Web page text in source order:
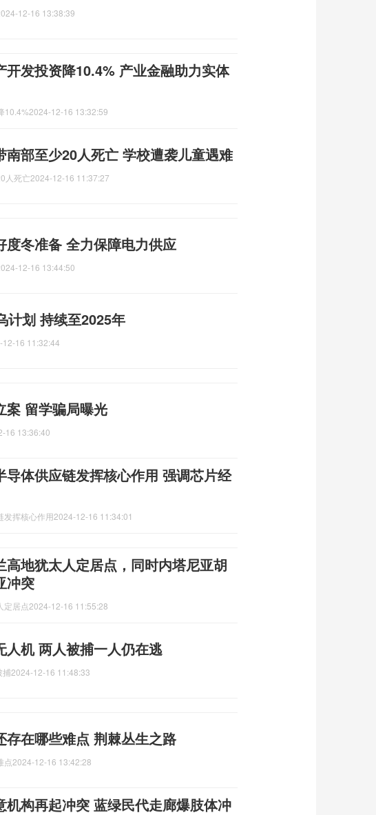
12-16 13:38:39
开发投资降10.4% 产业金融助力实体
10.4%2024-12-16 13:32:59
南部至少20人死亡 学校遭袭儿童遇难
人死亡2024-12-16 11:37:27
度冬准备 全力保障电力供应
12-16 13:44:50
计划 持续至2025年
12-16 11:32:44
案 留学骗局曝光
16 13:36:40
导体供应链发挥核心作用 强调芯片经
发挥核心作用2024-12-16 11:34:01
高地犹太人定居点，同时内塔尼亚胡
冲突
定居点2024-12-16 11:55:28
人机 两人被捕一人仍在逃
捕2024-12-16 11:48:33
存在哪些难点 荆棘丛生之路
点2024-12-16 13:42:28
机构再起冲突 蓝绿民代走廊爆肢体冲